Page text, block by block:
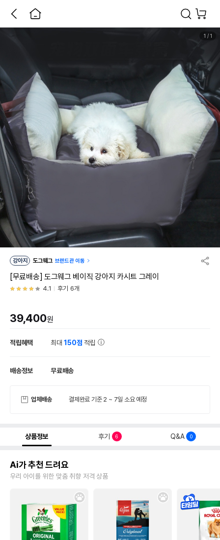
1 / 1
강아지 도그웨그 브랜드관 이동
[무료배송] 도그웨그 베이직 강아지 카시트 그레이
4.1 후기 6개
39,400원
적립혜택 최대150점 적립
배송정보 무료배송
업체배송 결제완료 기준 2 ~ 7일 소요 예정
상품정보 후기 6 Q&A 0
Ai가 추천 드려요
우리 아이를 위한 맞춤 취향 저격 상품